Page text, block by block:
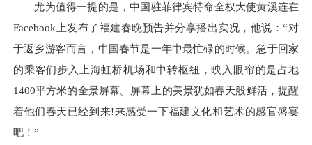
尤为值得一提的是，中国驻菲律宾特命全权大使黄溪连在
Facebook上发布了福建春晚预告并分享播出实况，他说：“对
于返乡游客而言，中国春节是一年中最忙碌的时候。急于回家
的乘客们步入上海虹桥机场和中转枢纽，映入眼帘的是占地
1400平方米的全景屏幕。屏幕上的美景犹如春天般鲜活，提醒
着他们春天已经到来!来感受一下福建文化和艺术的感官盛宴
吧！”